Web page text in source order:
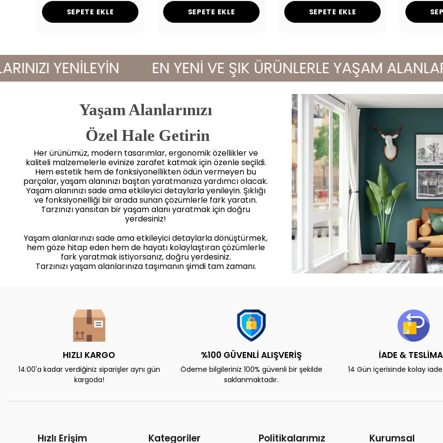
SEPETE EKLE SEPETE EKLE SEPETE EKLE
YENİLEYİN EN YENİ VE ŞIK ÜRÜNLERLE YAŞAM
Yaşam Alanlarınızı
Özel Hale Getirin
Her ürünümüz, modern tasarımlar, ergonomik özellikler ve
kaliteli malzemelerle evinize zarafet katmak için özenle seçildi.
Hem estetik hem de fonksiyonellikten ödün vermeyen bu
parçalar, yaşam alanınızı baştan yaratmanıza yardımcı olacak.
Yaşam alanınızı sade ama etkileyici detaylarla yenileyin. Şıklığı
ve fonksiyonelliği bir arada sunan çözümlerle fark yaratın.
Tarzınızı yansıtan bir yaşam alanı yaratmak için doğru
yerdesiniz!
Yaşam alanlarınızı sade ama etkileyici detaylarla dönüştürmek,
hem göze hitap eden hem de hayatı kolaylaştıran çözümlerle
fark yaratmak istiyorsanız, doğru yerdesiniz.
Tarzınızı yaşam alanlarınıza taşımanın şimdi tam zamanı.
HIZLI KARGO
14:00'a kadar verdiğiniz siparişler aynı gün
kargoda!
%100 GÜVENLİ ALIŞVERİŞ
Ödeme bilgileriniz 100% güvenli bir şekilde
saklanmaktadır.
İADE &
14 Gün içerisinde kolay
Hızlı Erişim Kategoriler Politikalarımız Kurumsal